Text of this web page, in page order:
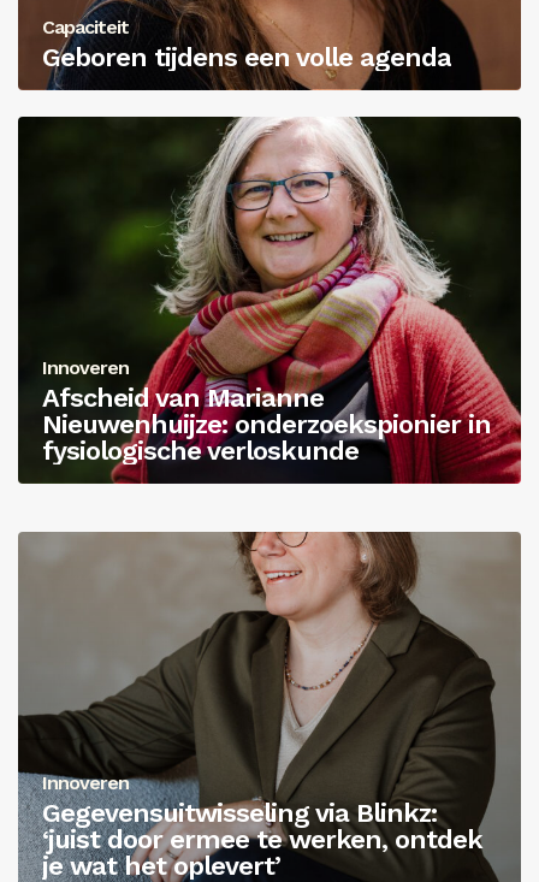
Capaciteit
Geboren tijdens een volle agenda
Innoveren
Afscheid van Marianne
Nieuwenhuijze: onderzoekspionier in
fysiologische verloskunde
Innoveren
Gegevensuitwisseling via Blinkz:
‘juist door ermee te werken, ontdek
je wat het oplevert’